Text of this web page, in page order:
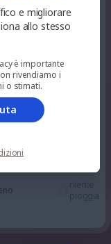
niente
niente
pioggia
e migliorare
allo stesso
è importante
rivendiamo i
o stimati.